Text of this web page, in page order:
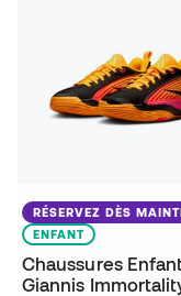
RÉSERVEZ DÈS
ENFANT
Chaussures
Giannis